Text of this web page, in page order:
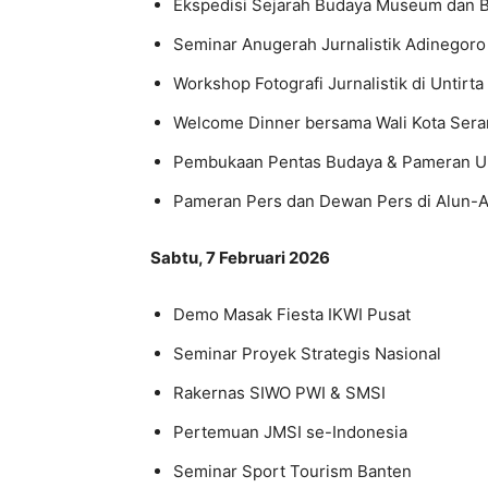
Ekspedisi Sejarah Budaya Museum dan
Seminar Anugerah Jurnalistik Adinegoro
Workshop Fotografi Jurnalistik di Untirta
Welcome Dinner bersama Wali Kota
Pembukaan Pentas Budaya & Pameran
Pameran Pers dan Dewan Pers di Alun-
Sabtu, 7 Februari 2026
Demo Masak Fiesta IKWI Pusat
Seminar Proyek Strategis Nasional
Rakernas SIWO PWI & SMSI
Pertemuan JMSI se-Indonesia
Seminar Sport Tourism Banten